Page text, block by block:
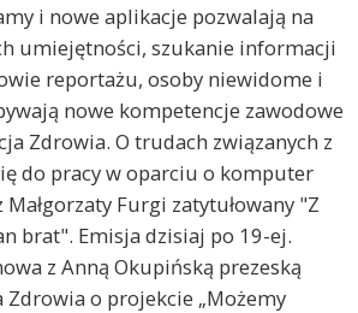
i nowe aplikacje pozwalają na
umiejętności, szukanie informacji
reportażu, osoby niewidome i
nowe kompetencje zawodowe
Zdrowia. O trudach związanych z
do pracy w oparciu o komputer
Furgi zatytułowany "Z
brat". Emisja dzisiaj po 19-ej.
z Anną Okupińską prezeską
o projekcie „Możemy